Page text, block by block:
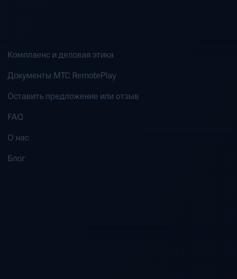
Комплаенс и деловая этика
Документы MTC RemotePlay
Оставить предложение или отзыв
FAQ
О нас
Блог